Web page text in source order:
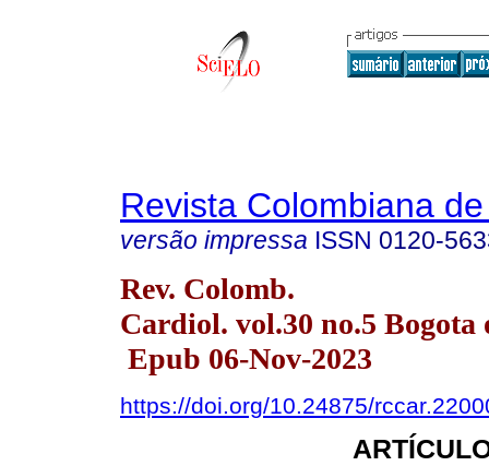
Revista Colombiana
versão impressa ISSN 0120-
Rev. Colomb.
Cardiol. vol.30 no.5 Bogota
Epub 06-Nov-2023
https://doi.org/10.24875/